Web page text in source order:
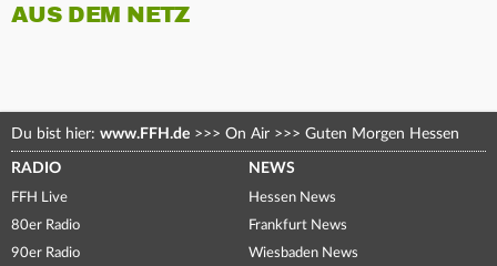
AUS DEM NETZ
Du bist hier: www.FFH.de >>> On Air >>> Guten Morgen Hessen
RADIO
FFH Live
80er Radio
90er Radio
NEWS
Hessen News
Frankfurt News
Wiesbaden News